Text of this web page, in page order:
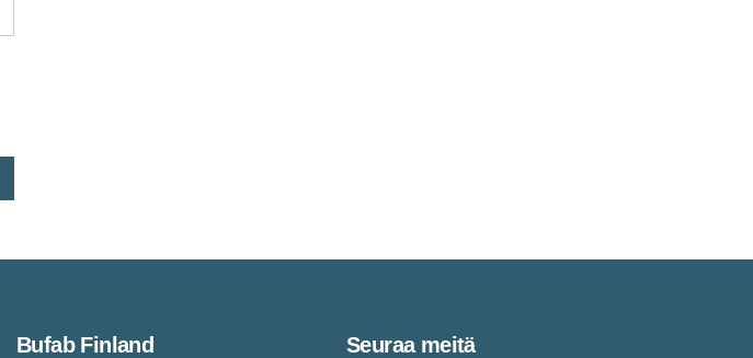
Bufab Finland Seuraa meitä